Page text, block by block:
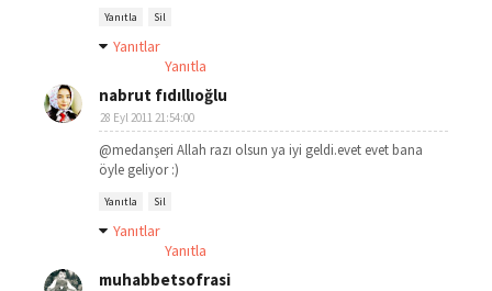
Yanıtla Sil
Yanıtlar
Yanıtla
nabrut fıdıllıoğlu
28 Eyl 2011 21:54:00
@medanşeri Allah razı olsun ya iyi geldi.evet evet bana
öyle geliyor :)
Yanıtla Sil
Yanıtlar
Yanıtla
muhabbetsofrasi